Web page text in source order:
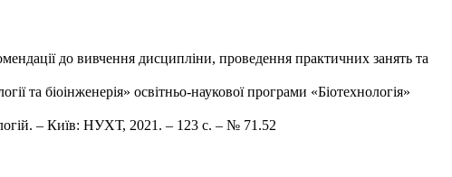
до вивчення дисципліни, проведення практичних занять та
та біоінженерія» освітньо-наукової програми «Біотехнологія»
– Київ: НУХТ, 2021. – 123 с. – № 71.52